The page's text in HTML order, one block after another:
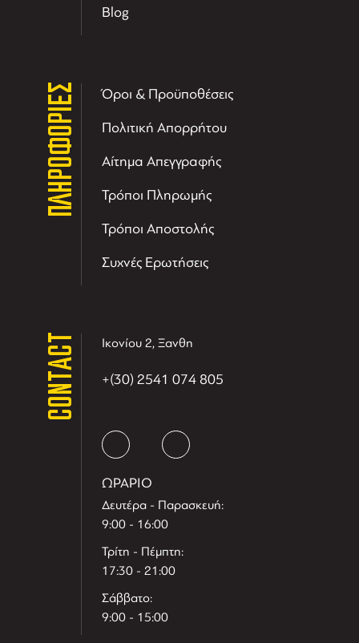
Blog
ΠΛΗΡΟΦΟΡΙΕΣ Όροι & Προϋποθέσεις
Πολιτική Απορρήτου
Αίτημα Απεγγραφής
Τρόποι Πληρωμής
Τρόποι Αποστολής
Συχνές Ερωτήσεις
CONTACT Ικονίου 2, Ξανθη
+(30) 2541 074 805
ΩΡΑΡΙΟ
Δευτέρα - Παρασκευή:
9:00 - 16:00
Τρίτη - Πέμπτη:
17:30 - 21:00
Σάββατο:
9:00 - 15:00